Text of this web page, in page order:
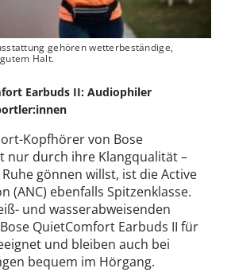
gehören wetterbeständige,
Halt.
Earbuds II: Audiophiler
Kopfhörer von Bose
nur durch ihre Klangqualität –
gönnen willst, ist die Active
(ANC) ebenfalls Spitzenklasse.
und wasserabweisenden
QuietComfort Earbuds II für
und bleiben auch bei
bequem im Hörgang.